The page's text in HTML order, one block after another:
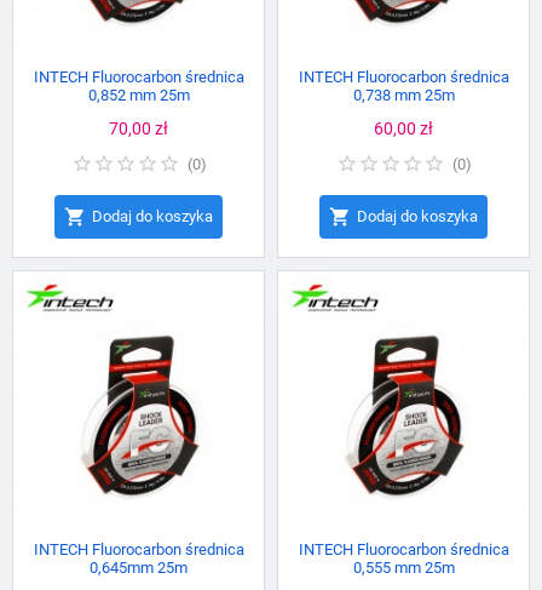
INTECH Fluorocarbon średnica
0,852 mm 25m
Cena
70,00 zł
(0)
 Dodaj do koszyka
INTECH Fluorocarbon średnica
0,738 mm 25m
Cena
60,00 zł
(0)
 Dodaj do koszyka
INTECH Fluorocarbon średnica
0,645mm 25m
INTECH Fluorocarbon średnica
0,555 mm 25m